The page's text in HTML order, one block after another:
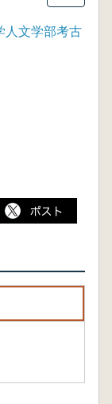
文学部考古